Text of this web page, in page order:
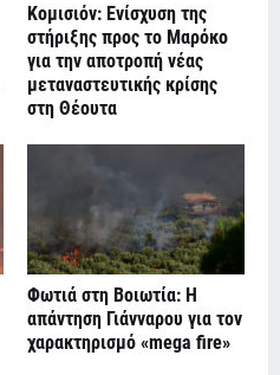
Κομισιόν: Ενίσχυση της
στήριξης προς το Μαρόκο
για την αποτροπή νέας
μεταναστευτικής κρίσης
στη Θέουτα
Φωτιά στη Βοιωτία: Η
απάντηση Γιάνναρου για τον
χαρακτηρισμό «mega fire»